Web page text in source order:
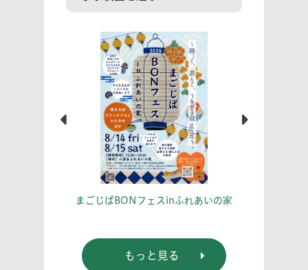
まごじばBONフェスinふれあいの家
もっと見る